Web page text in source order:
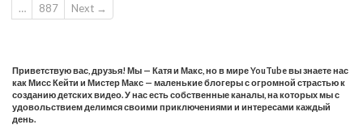
…
887 Next →
Приветствую вас, друзья! Мы — Катя и Макс, но в мире YouTube вы знаете нас
как Мисс Кейти и Мистер Макс — маленькие блогеры с огромной страстью к
созданию детских видео. У нас есть собственные каналы, на которых мы с
удовольствием делимся своими приключениями и интересами каждый
день.